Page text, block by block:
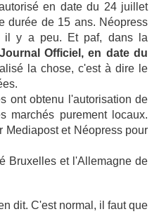
en date du 24 juillet
durée de 15 ans. Néopress
il y a peu. Et paf, dans la
Journal Officiel, en date du
la chose, c'est à dire le
ont obtenu l'autorisation de
marchés purement locaux.
Mediapost et Néopress pour
Bruxelles et l'Allemagne de
dit. C'est normal, il faut que